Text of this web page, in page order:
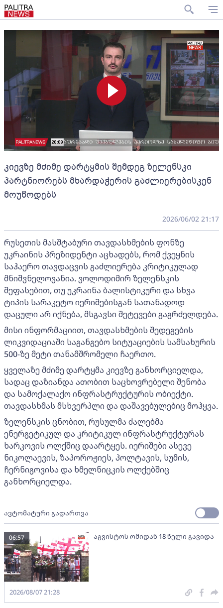
კიევზე მძიმე დარტყმის შემდეგ ზელენსკი
პარტნიორებს მხარდაჭერის გაძლიერებისკენ
მოუწოდებს
2026/06/02 21:17
რუსეთის მასშტაბური თავდასხმების ფონზე
უკრაინის პრეზიდენტი აცხადებს, რომ ქვეყნის
საჰაერო თავდაცვის გაძლიერება კრიტიკულად
მნიშვნელოვანია. ვოლოდიმირ ზელენსკის
შეფასებით, თუ უკრაინა ბალისტიკური და სხვა
ტიპის სარაკეტო იერიშებისგან სათანადოდ
დაცული არ იქნება, მსგავსი შეტევები გაგრძელდება.
მისი ინფორმაციით, თავდასხმების შედეგების
ლიკვიდაციაში საგანგებო სიტუაციების სამსახურის
500-ზე მეტი თანამშრომელი ჩაერთო.
ყველაზე მძიმე დარტყმა კიევზე განხორციელდა,
სადაც დაზიანდა ათობით საცხოვრებელი შენობა
და სამოქალაქო ინფრასტრუქტურის ობიექტი.
თავდასხმას მსხვერპლი და დაშავებულებიც მოჰყვა.
ზელენსკის ცნობით, რუსულმა ძალებმა
ენერგეტიკულ და კრიტიკულ ინფრასტრუქტურას
ხარკოვის ოლქშიც დაარტყეს. იერიშები ასევე
ნიკოლაევის, ზაპოროჟიეს, პოლტავის, სუმის,
ჩერნიგოვისა და ხმელნიცკის ოლქებშიც
განხორციელდა.
ავტომატური გადართვა
აგვისტოს ომიდან 18 წელი გავიდა
06:57
2026/08/07 21:28